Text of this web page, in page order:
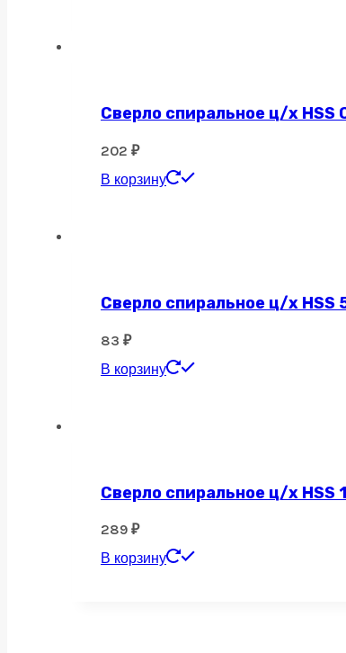
Сверло спиральное ц/х HSS
202 ₽
В корзину
Сверло спиральное ц/х HSS
83 ₽
В корзину
Сверло спиральное ц/х HSS
289 ₽
В корзину